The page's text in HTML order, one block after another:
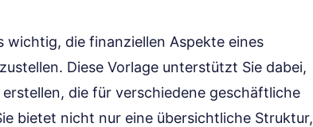
die finanziellen Aspekte eines
Diese Vorlage unterstützt Sie dabei,
die für verschiedene geschäftliche
bietet nicht nur eine übersichtliche Struktur,